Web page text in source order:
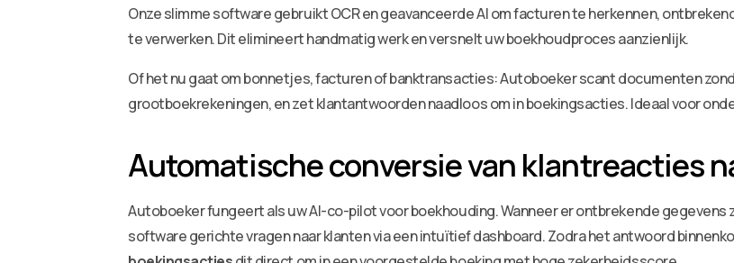
Onze slimme software gebruikt OCR en geavanceerde AI om facturen te herkennen,
te verwerken. Dit elimineert handmatig werk en versnelt uw boekhoudproces aanzienlijk.
Of het nu gaat om bonnetjes, facturen of banktransacties: Autoboeker scant documenten
grootboekrekeningen, en zet klantantwoorden naadloos om in boekingsacties. Ideaal voor
Automatische conversie van klantreacties
Autoboeker fungeert als uw AI-co-pilot voor boekhouding. Wanneer er ontbrekende
software gerichte vragen naar klanten via een intuïtief dashboard. Zodra het antwoord